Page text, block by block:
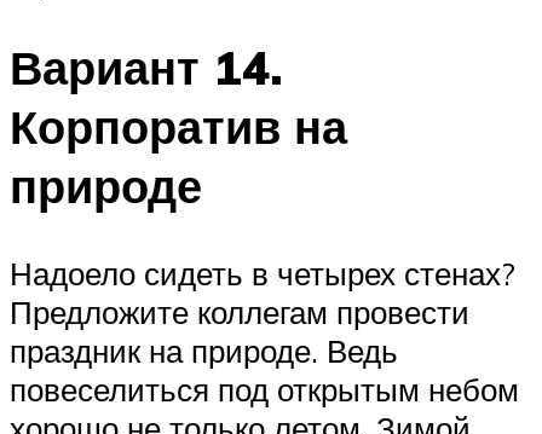
Вариант 14.
Корпоратив на
природе
Надоело сидеть в четырех стенах?
Предложите коллегам провести
праздник на природе. Ведь
повеселиться под открытым небом